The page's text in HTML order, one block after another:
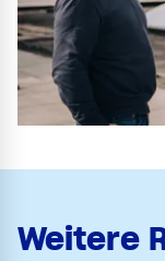
Weitere